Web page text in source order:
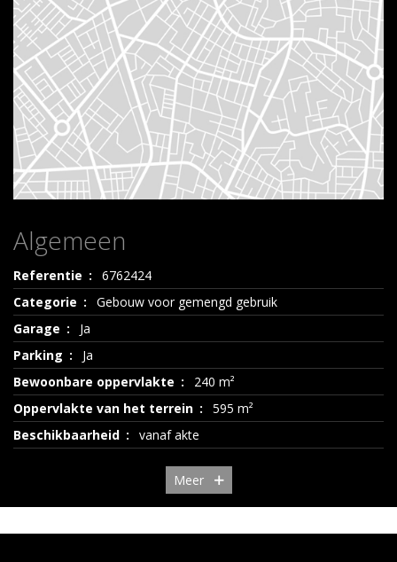
Algemeen
Referentie
6762424
Categorie
Gebouw voor gemengd gebruik
Garage
Ja
Parking
Ja
Bewoonbare oppervlakte
240 m²
Oppervlakte van het terrein
595 m²
Beschikbaarheid
vanaf akte
Meer